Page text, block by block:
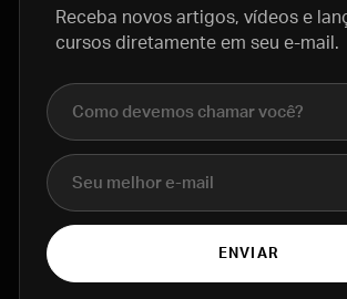
Receba novos artigos, vídeos e
cursos diretamente em seu e-mail.
Nome completo
E-mail
ENVIAR